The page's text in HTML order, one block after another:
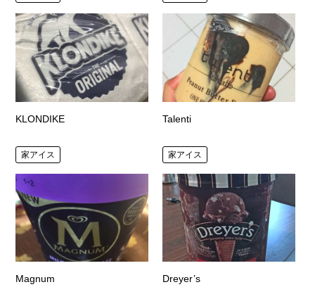
KLONDIKE Talenti
家アイス
Magnum
家アイス
Dreyer’s